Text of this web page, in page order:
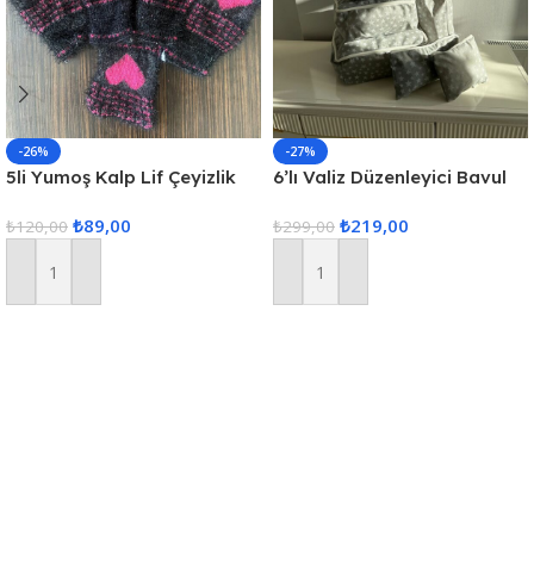
-26%
5li Yumoş Kalp Lif Çeyizlik
₺120,00 ₺89,00
Sepete Ekle
-27%
6’lı Valiz Düzenleyici Bavul
Hurcu
₺299,00 ₺219,00
Sepete Ekle